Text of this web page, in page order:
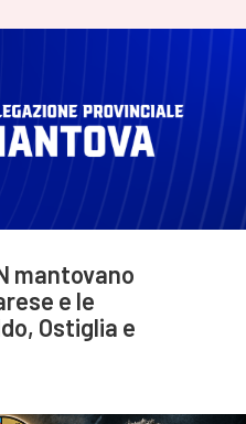
mantovano
e le
Ostiglia e